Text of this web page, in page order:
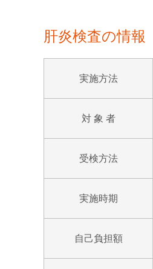
肝炎検査の情報
実施方法
対 象 者
受検方法
実施時期
自己負担額